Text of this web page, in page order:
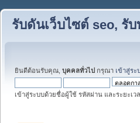
รับดันเว็บไซต์ seo, รั
ยินดีต้อนรับคุณ, บุคคลทั่วไป กรุณา เข้าสู่ระ
เข้าสู่ระบบด้วยชื่อผู้ใช้ รหัสผ่าน และระยะเว